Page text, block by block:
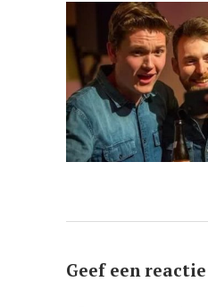
Geef een reactie